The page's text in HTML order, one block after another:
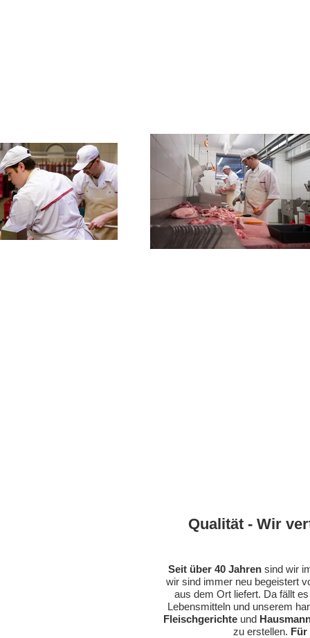
Qualität - Wir
Seit über 40 Jahrensind wir
wir sind immer neu begeistert
aus dem Ort liefert. Da fällt
Lebensmitteln und unserem
Fleischgerichteund
zu erstellen. Für